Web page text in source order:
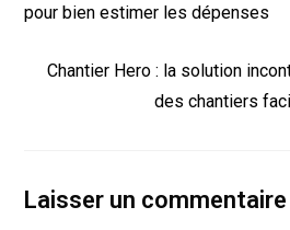
pour bien estimer les dépenses
Chantier Hero : la solution
des chantiers
Laisser un commentaire